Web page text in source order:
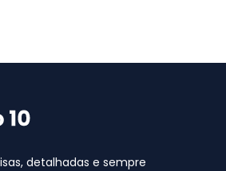
detalhadas e sempre